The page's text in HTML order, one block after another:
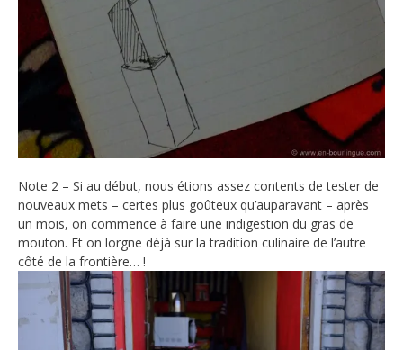
Note 2 – Si au début, nous étions assez contents de tester de
nouveaux mets – certes plus goûteux qu’auparavant – après
un mois, on commence à faire une indigestion du gras de
mouton. Et on lorgne déjà sur la tradition culinaire de l’autre
côté de la frontière… !